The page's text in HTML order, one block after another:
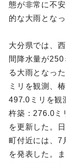
態が非常に不
的な大雨となっ
大分県では、
間降水量が
る大雨となっ
ミリを観測、
497.0ミリを観
杵築：276.0ミ
を更新した。
町付近には、7
を発表した。